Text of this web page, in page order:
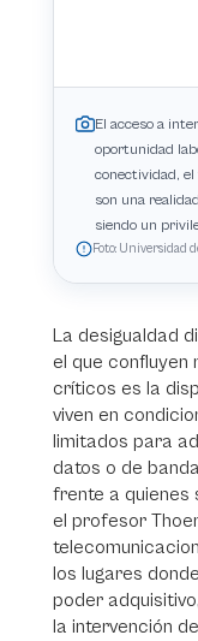
El acceso a
oportunidad
conectividad,
son una
siendo un
Foto: Universidad
La desigualdad
el que confluyen
críticos es la
viven en
limitados para
datos o de
frente a quienes
el profesor
los lugares
poder
la intervención